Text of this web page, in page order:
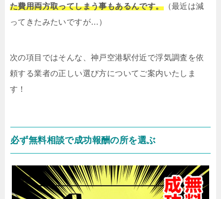
た費用両方取ってしまう事もあるんです。（最近は減
ってきたみたいですが…）
次の項目ではそんな、神戸空港駅付近で浮気調査を依
頼する業者の正しい選び方についてご案内いたしま
す！
必ず無料相談で成功報酬の所を選ぶ